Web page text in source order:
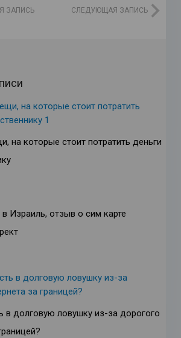
ЗАПИСЬ СЛЕДУЮЩАЯ ЗАПИСЬ
на которые стоит потратить деньги
Израиль, отзыв о сим карте
в долговую ловушку из-за дорогого